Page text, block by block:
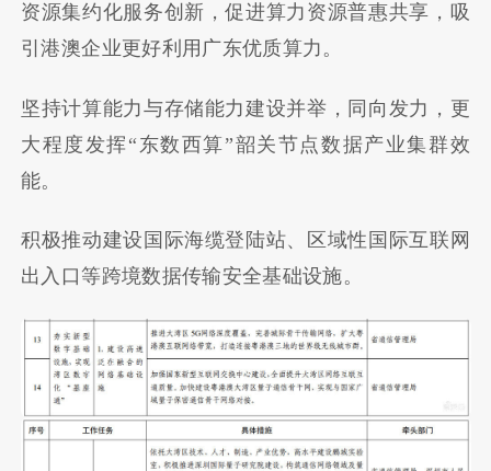
资源集约化服务创新，促进算力资源普惠共享，吸
引港澳企业更好利用广东优质算力。
坚持计算能力与存储能力建设并举，同向发力，更
大程度发挥“东数西算”韶关节点数据产业集群效
能。
积极推动建设国际海缆登陆站、区域性国际互联网
出入口等跨境数据传输安全基础设施。